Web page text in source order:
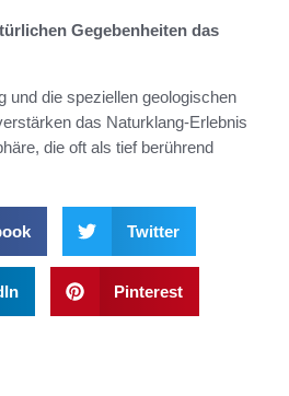
Gegebenheiten das
und die speziellen geologischen
das Naturklang-Erlebnis
die oft als tief berührend
Twitter
Pinterest